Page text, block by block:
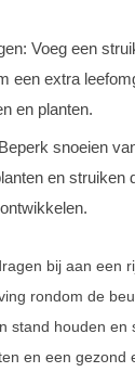
Voeg een
een extra
en planten.
snoeien
en struiken
bij aan een
rondom de
stand houden en
en een gezond